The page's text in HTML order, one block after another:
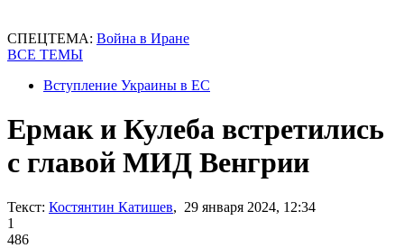
СПЕЦТЕМА: Война в Иране
ВСЕ ТЕМЫ
Вступление Украины в ЕС
Ермак и Кулеба встретились
с главой МИД Венгрии
Текст: Костянтин Катишев, 29 января 2024, 12:34
1
486